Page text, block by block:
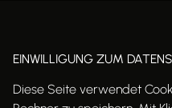
Bei deinem Termin lege
Beratung, um das
EINWILLIGUNG ZUM
Diese Seite verwendet